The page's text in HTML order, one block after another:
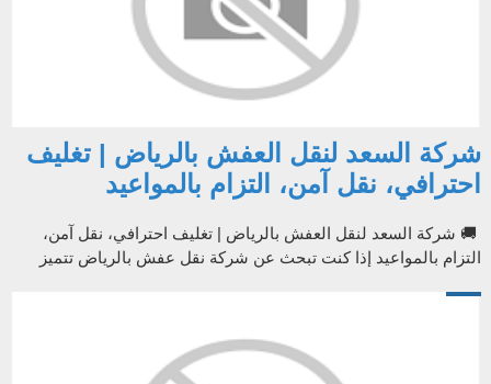
شركة السعد لنقل العفش بالرياض | تغليف
احترافي، نقل آمن، التزام بالمواعيد
🚚 شركة السعد لنقل العفش بالرياض | تغليف احترافي، نقل آمن،
التزام بالمواعيد إذا كنت تبحث عن شركة نقل عفش بالرياض تتميز